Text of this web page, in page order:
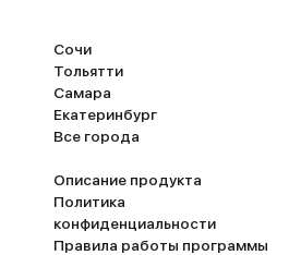
Сочи
Тольятти
Самара
Екатеринбург
Все города
Описание продукта
Политика
конфиденциальности
Правила работы программы